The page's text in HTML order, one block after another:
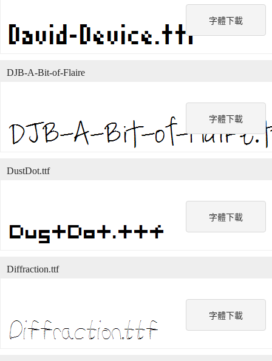
字體下載
字體下載
DJB-A-Bit-of-Flaire
字體下載
DustDot.ttf
字體下載
Diffraction.ttf